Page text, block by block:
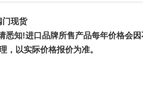
现货
知!进口品牌所售产品每年价格会
，以实际价格报价为准。